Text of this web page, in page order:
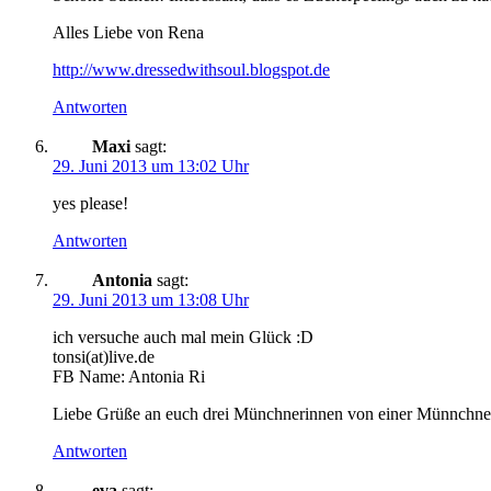
Alles Liebe von Rena
http://www.dressedwithsoul.blogspot.de
Antworten
Maxi sagt:
29. Juni 2013 um 13:02 Uhr
yes please!
Antworten
Antonia sagt:
29. Juni 2013 um 13:08 Uhr
ich versuche auch mal mein Glück :D
tonsi(at)live.de
FB Name: Antonia Ri
Liebe Grüße an euch drei Münchnerinnen von einer
Antworten